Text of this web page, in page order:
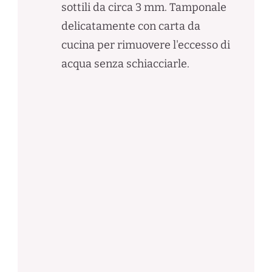
sottili da circa 3 mm. Tamponale
delicatamente con carta da
cucina per rimuovere l'eccesso di
acqua senza schiacciarle.